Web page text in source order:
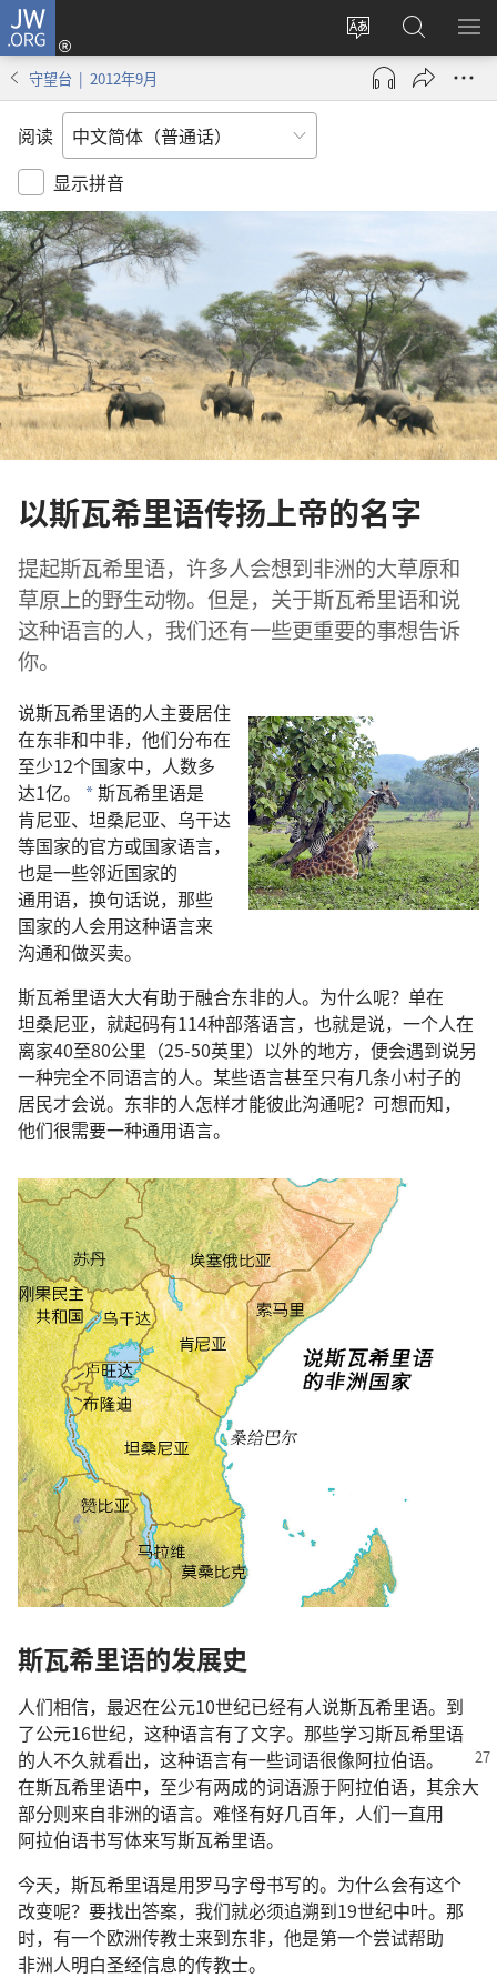
JW.ORG
更
改
网
登
录
（打
搜
索
JW.ORG
显
守望台 | 2012年9月
阅读
显示拼音
以斯瓦希里语传扬上帝的名字
提起斯瓦希里语， 许多人会想到非洲的大草原和
草原上的野生动物。 但是， 关于斯瓦希里语和说
这种语言的人， 我们还有一些更重要的事想告诉
你。
说斯瓦希里语的人主要居住
在东非和中非， 他们分布在
至少12个国家中， 人数多
达1亿。 a斯瓦希里语是
肯尼亚、 坦桑尼亚、 乌干达
等国家的官方或国家语言，
也是一些邻近国家的
通用语， 换句话说， 那些
国家的人会用这种语言来
沟通和做买卖。
斯瓦希里语大大有助于融合东非的人。 为什么呢？ 单在
坦桑尼亚， 就起码有114种部落语言， 也就是说， 一个人在
离家40至80公里 （25-50英里） 以外的地方， 便会遇到说另
一种完全不同语言的人。 某些语言甚至只有几条小村子的
居民才会说。 东非的人怎样才能彼此沟通呢？ 可想而知，
他们很需要一种通用语言。
斯瓦希里语的发展史
人们相信， 最迟在公元10世纪已经有人说斯瓦希里语。 到
了公元16世纪， 这种语言有了文字。 那些学习斯瓦希里语
的人不久就看出， 这种语言有一些词语很像阿拉伯语。
在斯瓦希里语中， 至少有两成的词语源于阿拉伯语， 其余大
部分则来自非洲的语言。 难怪有好几百年， 人们一直用
阿拉伯语书写体来写斯瓦希里语。
今天， 斯瓦希里语是用罗马字母书写的。 为什么会有这个
改变呢？ 要找出答案， 我们就必须追溯到19世纪中叶。 那
时， 有一个欧洲传教士来到东非， 他是第一个尝试帮助
非洲人明白圣经信息的传教士。